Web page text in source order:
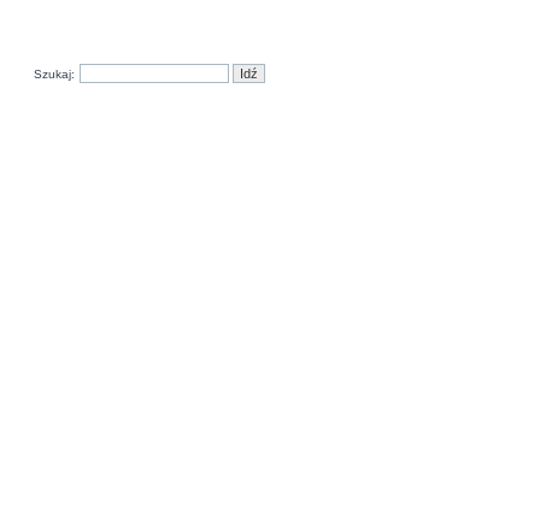
Szukaj: